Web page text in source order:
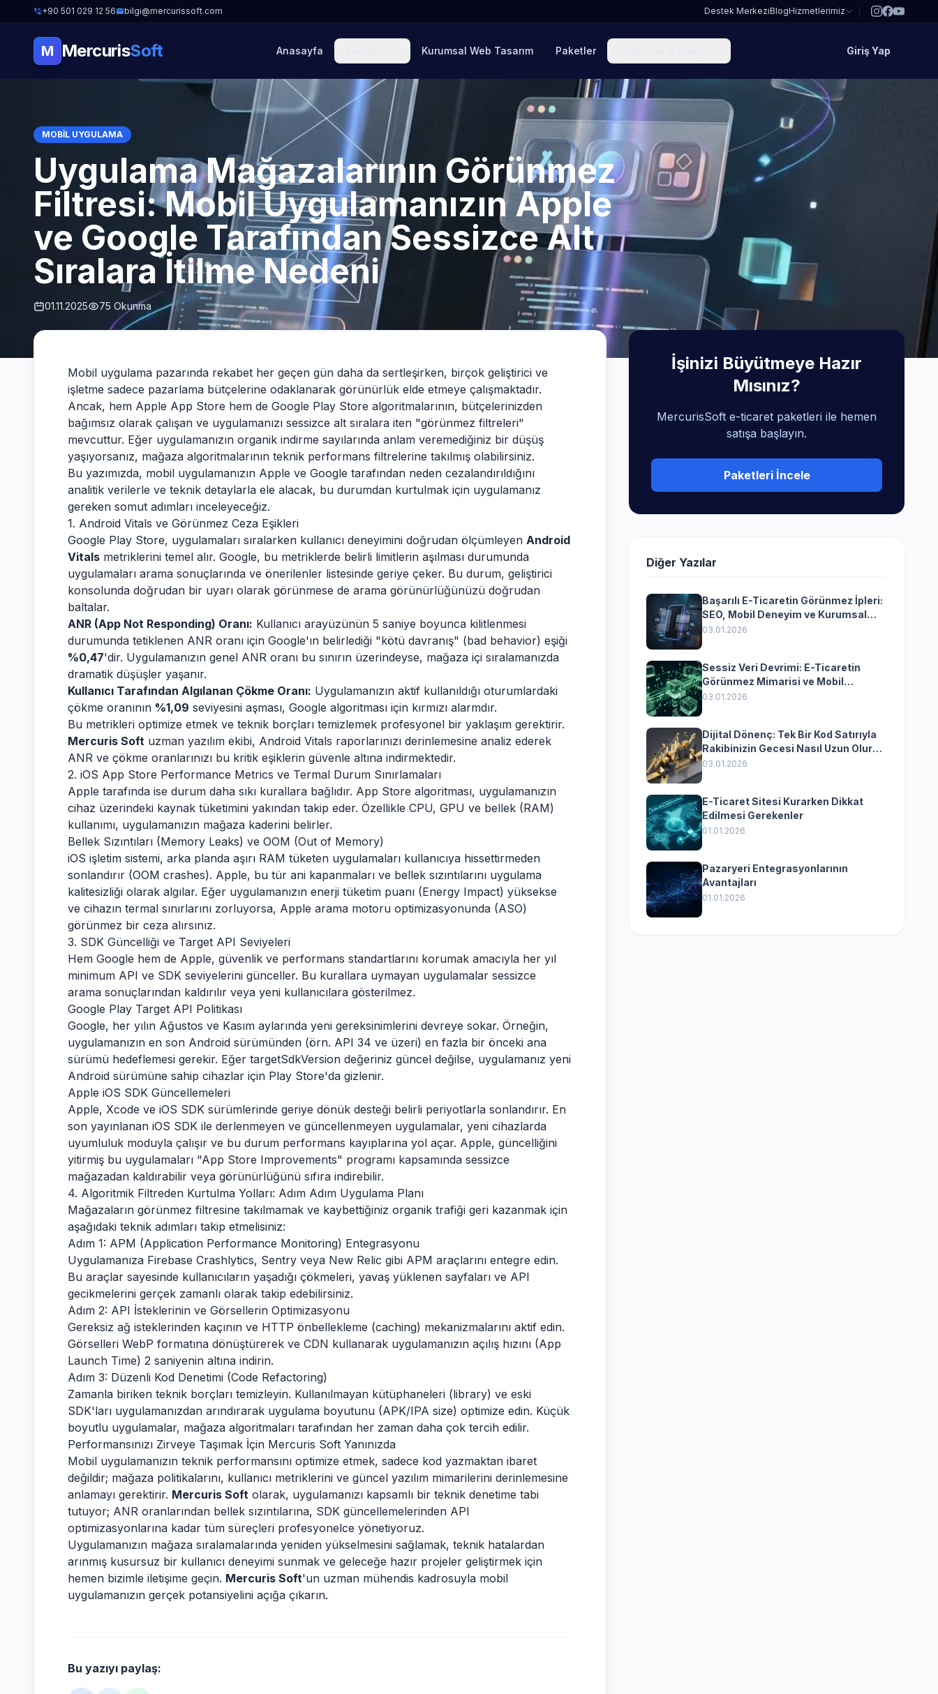
+90 501 029 12 56 bilgi@mercurissoft.com Destek MerkeziBlogHizmetlerimiz
M MercurisSoft Anasayfa Kurumsal Web Tasarım Paketler Giriş Yap
MOBIL UYGULAMA
Uygulama Mağazalarının Görünmez
Filtresi: Mobil Uygulamanızın Apple
ve Google Tarafından Sessizce Alt
Sıralara İtilme Nedeni
01.11.2025 75 Okunma
Mobil uygulama pazarında rekabet her geçen gün daha da sertleşirken, birçok geliştirici ve
işletme sadece pazarlama bütçelerine odaklanarak görünürlük elde etmeye çalışmaktadır.
Ancak, hem Apple App Store hem de Google Play Store algoritmalarının, bütçelerinizden
bağımsız olarak çalışan ve uygulamanızı sessizce alt sıralara iten "görünmez filtreleri"
mevcuttur. Eğer uygulamanızın organik indirme sayılarında anlam veremediğiniz bir düşüş
yaşıyorsanız, mağaza algoritmalarının teknik performans filtrelerine takılmış olabilirsiniz.
Bu yazımızda, mobil uygulamanızın Apple ve Google tarafından neden cezalandırıldığını
analitik verilerle ve teknik detaylarla ele alacak, bu durumdan kurtulmak için uygulamanız
gereken somut adımları inceleyeceğiz.
1. Android Vitals ve Görünmez Ceza Eşikleri
Google Play Store, uygulamaları sıralarken kullanıcı deneyimini doğrudan ölçümleyen Android
Vitals metriklerini temel alır. Google, bu metriklerde belirli limitlerin aşılması durumunda
uygulamaları arama sonuçlarında ve önerilenler listesinde geriye çeker. Bu durum, geliştirici
konsolunda doğrudan bir uyarı olarak görünmese de arama görünürlüğünüzü doğrudan
baltalar.
ANR (App Not Responding) Oranı: Kullanıcı arayüzünün 5 saniye boyunca kilitlenmesi
durumunda tetiklenen ANR oranı için Google'ın belirlediği "kötü davranış" (bad behavior) eşiği
%0,47'dir. Uygulamanızın genel ANR oranı bu sınırın üzerindeyse, mağaza içi sıralamanızda
dramatik düşüşler yaşanır.
Kullanıcı Tarafından Algılanan Çökme Oranı: Uygulamanızın aktif kullanıldığı oturumlardaki
çökme oranının %1,09 seviyesini aşması, Google algoritması için kırmızı alarmdır.
Bu metrikleri optimize etmek ve teknik borçları temizlemek profesyonel bir yaklaşım gerektirir.
Mercuris Soft uzman yazılım ekibi, Android Vitals raporlarınızı derinlemesine analiz ederek
ANR ve çökme oranlarınızı bu kritik eşiklerin güvenle altına indirmektedir.
2. iOS App Store Performance Metrics ve Termal Durum Sınırlamaları
Apple tarafında ise durum daha sıkı kurallara bağlıdır. App Store algoritması, uygulamanızın
cihaz üzerindeki kaynak tüketimini yakından takip eder. Özellikle CPU, GPU ve bellek (RAM)
kullanımı, uygulamanızın mağaza kaderini belirler.
Bellek Sızıntıları (Memory Leaks) ve OOM (Out of Memory)
iOS işletim sistemi, arka planda aşırı RAM tüketen uygulamaları kullanıcıya hissettirmeden
sonlandırır (OOM crashes). Apple, bu tür ani kapanmaları ve bellek sızıntılarını uygulama
kalitesizliği olarak algılar. Eğer uygulamanızın enerji tüketim puanı (Energy Impact) yüksekse
ve cihazın termal sınırlarını zorluyorsa, Apple arama motoru optimizasyonunda (ASO)
görünmez bir ceza alırsınız.
3. SDK Güncelliği ve Target API Seviyeleri
Hem Google hem de Apple, güvenlik ve performans standartlarını korumak amacıyla her yıl
minimum API ve SDK seviyelerini günceller. Bu kurallara uymayan uygulamalar sessizce
arama sonuçlarından kaldırılır veya yeni kullanıcılara gösterilmez.
Google Play Target API Politikası
Google, her yılın Ağustos ve Kasım aylarında yeni gereksinimlerini devreye sokar. Örneğin,
uygulamanızın en son Android sürümünden (örn. API 34 ve üzeri) en fazla bir önceki ana
sürümü hedeflemesi gerekir. Eğer targetSdkVersion değeriniz güncel değilse, uygulamanız yeni
Android sürümüne sahip cihazlar için Play Store'da gizlenir.
Apple iOS SDK Güncellemeleri
Apple, Xcode ve iOS SDK sürümlerinde geriye dönük desteği belirli periyotlarla sonlandırır. En
son yayınlanan iOS SDK ile derlenmeyen ve güncellenmeyen uygulamalar, yeni cihazlarda
uyumluluk moduyla çalışır ve bu durum performans kayıplarına yol açar. Apple, güncelliğini
yitirmiş bu uygulamaları "App Store Improvements" programı kapsamında sessizce
mağazadan kaldırabilir veya görünürlüğünü sıfıra indirebilir.
4. Algoritmik Filtreden Kurtulma Yolları: Adım Adım Uygulama Planı
Mağazaların görünmez filtresine takılmamak ve kaybettiğiniz organik trafiği geri kazanmak için
aşağıdaki teknik adımları takip etmelisiniz:
Adım 1: APM (Application Performance Monitoring) Entegrasyonu
Uygulamanıza Firebase Crashlytics, Sentry veya New Relic gibi APM araçlarını entegre edin.
Bu araçlar sayesinde kullanıcıların yaşadığı çökmeleri, yavaş yüklenen sayfaları ve API
gecikmelerini gerçek zamanlı olarak takip edebilirsiniz.
Adım 2: API İsteklerinin ve Görsellerin Optimizasyonu
Gereksiz ağ isteklerinden kaçının ve HTTP önbellekleme (caching) mekanizmalarını aktif edin.
Görselleri WebP formatına dönüştürerek ve CDN kullanarak uygulamanızın açılış hızını (App
Launch Time) 2 saniyenin altına indirin.
Adım 3: Düzenli Kod Denetimi (Code Refactoring)
Zamanla biriken teknik borçları temizleyin. Kullanılmayan kütüphaneleri (library) ve eski
SDK'ları uygulamanızdan arındırarak uygulama boyutunu (APK/IPA size) optimize edin. Küçük
boyutlu uygulamalar, mağaza algoritmaları tarafından her zaman daha çok tercih edilir.
Performansınızı Zirveye Taşımak İçin Mercuris Soft Yanınızda
Mobil uygulamanızın teknik performansını optimize etmek, sadece kod yazmaktan ibaret
değildir; mağaza politikalarını, kullanıcı metriklerini ve güncel yazılım mimarilerini derinlemesine
anlamayı gerektirir. Mercuris Soft olarak, uygulamanızı kapsamlı bir teknik denetime tabi
tutuyor; ANR oranlarından bellek sızıntılarına, SDK güncellemelerinden API
optimizasyonlarına kadar tüm süreçleri profesyonelce yönetiyoruz.
Uygulamanızın mağaza sıralamalarında yeniden yükselmesini sağlamak, teknik hatalardan
arınmış kusursuz bir kullanıcı deneyimi sunmak ve geleceğe hazır projeler geliştirmek için
hemen bizimle iletişime geçin. Mercuris Soft'un uzman mühendis kadrosuyla mobil
uygulamanızın gerçek potansiyelini açığa çıkarın.
Bu yazıyı paylaş:
İşinizi Büyütmeye Hazır
Mısınız?
MercurisSoft e-ticaret paketleri ile hemen
satışa başlayın.
Paketleri İncele
Diğer Yazılar
Başarılı E-Ticaretin Görünmez İpleri:
SEO, Mobil Deneyim ve Kurumsal
Yazılımın Kazandıran
03.01.2026
Sessiz Veri Devrimi: E-Ticaretin
Görünmez Mimarisi ve Mobil
Dönüşümün Kurumsal Anahtarı
03.01.2026
Dijital Dönenç: Tek Bir Kod Satırıyla
Rakibinizin Gecesi Nasıl Uzun Olur?
(Kurumsal Yazılımın Güçlü Rolü)
03.01.2026
E-Ticaret Sitesi Kurarken Dikkat
Edilmesi Gerekenler
01.01.2026
Pazaryeri Entegrasyonlarının
Avantajları
01.01.2026